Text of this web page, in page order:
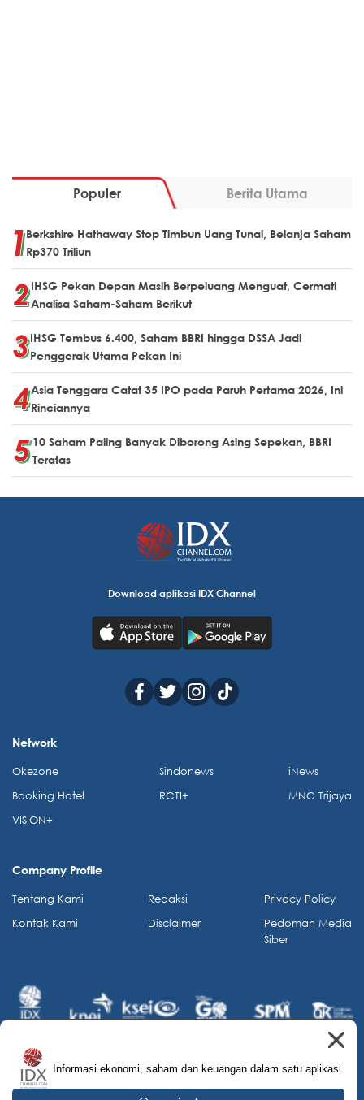
Populer Berita Utama
Berkshire Hathaway Stop Timbun Uang Tunai, Belanja Saham
Rp370 Triliun
IHSG Pekan Depan Masih Berpeluang Menguat, Cermati
Analisa Saham-Saham Berikut
IHSG Tembus 6.400, Saham BBRI hingga DSSA Jadi
Penggerak Utama Pekan Ini
Asia Tenggara Catat 35 IPO pada Paruh Pertama 2026, Ini
Rinciannya
10 Saham Paling Banyak Diborong Asing Sepekan, BBRI
Teratas
Informasi ekonomi, saham dan keuangan dalam satu aplikasi.
Download aplikasi IDX Channel
Network
Okezone
Booking Hotel
VISION+
Sindonews
RCTI+
iNews
MNC Trijaya
Company Profile
Tentang Kami
Kontak Kami
Redaksi
Disclaimer
Privacy Policy
Pedoman Media
Siber
© 2026 IDX Channel. All Rights Reserved.